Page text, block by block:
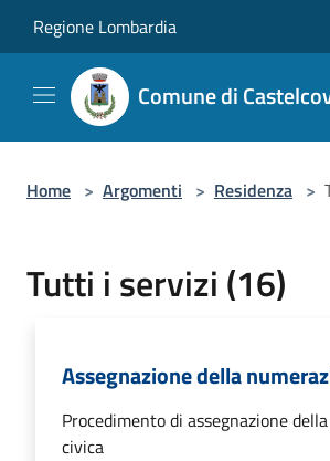
Regione Lombardia
Comune di
Home > Argomenti > Residenza >
Tutti i servizi (16)
Assegnazione della
Procedimento di assegnazione
civica